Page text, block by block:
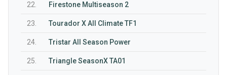
22. Firestone Multiseason 2
23. Tourador X All Climate TF1
24. Tristar All Season Power
25. Triangle SeasonX TA01